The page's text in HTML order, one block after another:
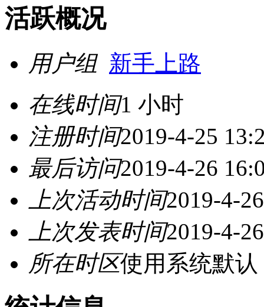
活跃概况
用户组 新手上路
在线时间1 小时
注册时间2019-4-25
最后访问2019-4-26
上次活动时间2019-4-
上次发表时间2019-4-
所在时区使用系统默认